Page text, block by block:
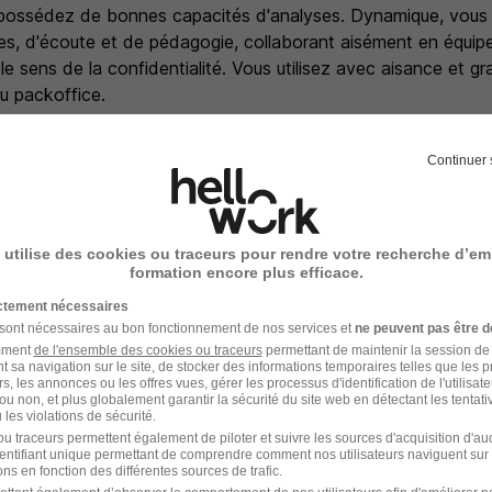
de bonnes capacités d'analyses. Dynamique,
d'écoute et de pédagogie, collaborant aisément en
sens de la confidentialité. Vous utilisez avec aisance et
packoffice.
recrutement
peuvent varier selon l'offre à laquelle vous postulez.
un entretien avec un opérationnel et un membre RH
un entretien avec une personne de l'équipe ou d'une
possible selon le poste
Continuer
utilise des cookies ou traceurs pour rendre votre recherche
formation encore plus efficace.
nécessaires
nécessaires au bon fonctionnement de nos services et ne peuvent pas être
de l'ensemble des cookies ou traceurspermettant de maintenir la session
sa navigation sur le site, de stocker des informations temporaires telles que les
les annonces ou les offres vues, gérer les processus d'identification de
non, et plus globalement garantir la sécurité du site web en détectant les
violations de sécurité.
traceurs permettent également de piloter et suivre les sources d'acquisition
unique permettant de comprendre comment nos utilisateurs naviguent sur
en fonction des différentes sources de trafic.